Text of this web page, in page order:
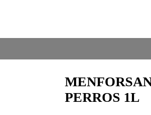
PERROS 1L